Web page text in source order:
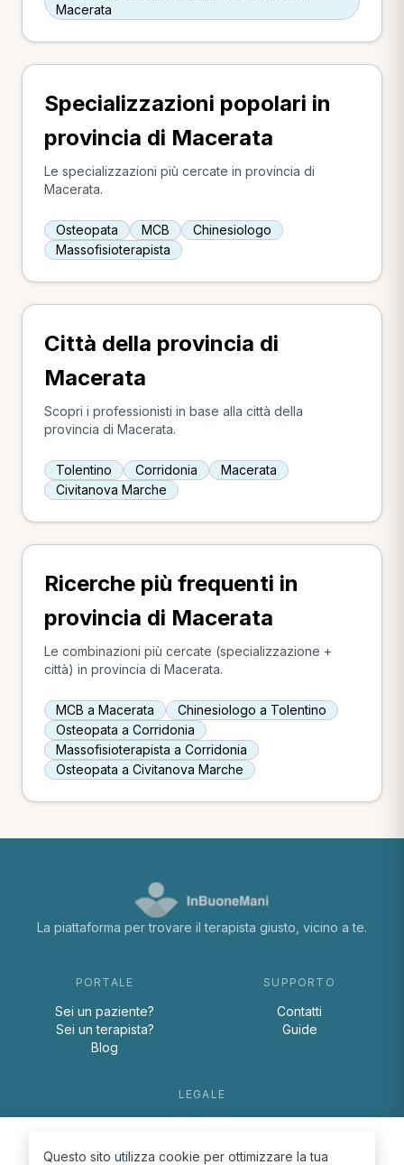
Macerata
Specializzazioni popolari in
provincia di Macerata
Le specializzazioni più cercate in provincia di
Macerata.
Osteopata MCB
Chinesiologo
Massofisioterapista
Città della provincia di
Macerata
Scopri i professionisti in base alla città della
provincia di Macerata.
Tolentino Corridonia
Macerata
Civitanova Marche
Ricerche più frequenti in
provincia di Macerata
Le combinazioni più cercate (specializzazione +
città) in provincia di Macerata.
MCB a Macerata
Chinesiologo a Tolentino
Osteopata a Corridonia
Massofisioterapista a Corridonia
Osteopata a Civitanova Marche
La piattaforma per trovare il terapista giusto, vicino a te.
PORTALE
Sei un paziente?
Sei un terapista?
Blog
SUPPORTO
Contatti
Guide
LEGALE
Cookie Policy
Questo sito utilizza cookie per ottimizzare la tua